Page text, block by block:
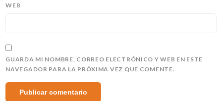
WEB
GUARDA MI NOMBRE, CORREO ELECTRÓNICO Y WEB EN ESTE
NAVEGADOR PARA LA PRÓXIMA VEZ QUE COMENTE.